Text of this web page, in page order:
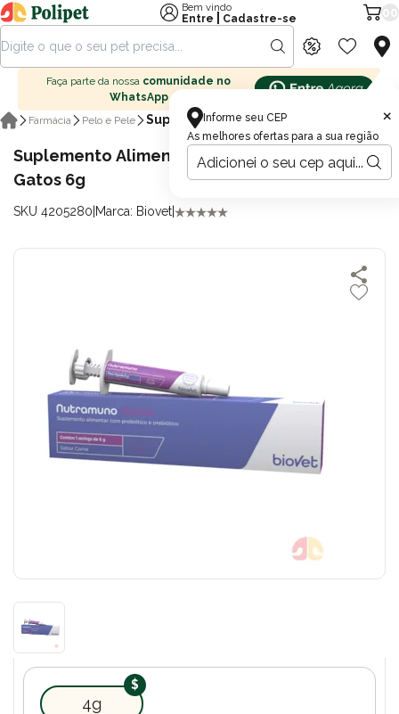
Informe seu CEP
As melhores ofertas para a sua região
×
Bem vindo
Entre
Cadastre-se
Faça parte da nossa comunidade no
WhatsApp
Farmácia
Pelo e Pele Suplementos
Suplemento Alimentar Biovet Nutramuno
Gatos 6g
SKU 4205280 Marca: Biovet
4g